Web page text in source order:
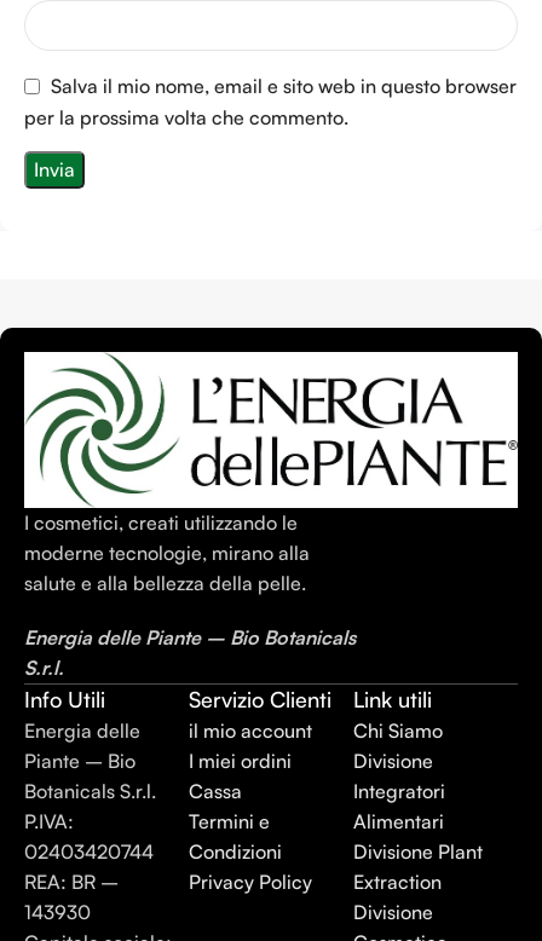
Salva il mio nome, email e sito web in questo browser
per la prossima volta che commento.
I cosmetici, creati utilizzando le
moderne tecnologie, mirano alla
salute e alla bellezza della pelle.
Energia delle Piante – Bio Botanicals
S.r.l.
Info Utili
Energia delle
Piante – Bio
Botanicals S.r.l.
P.IVA:
02403420744
REA: BR –
143930
Servizio Clienti
il mio account
I miei ordini
Cassa
Termini e
Condizioni
Privacy Policy
Link utili
Chi Siamo
Divisione
Integratori
Alimentari
Divisione Plant
Extraction
Divisione